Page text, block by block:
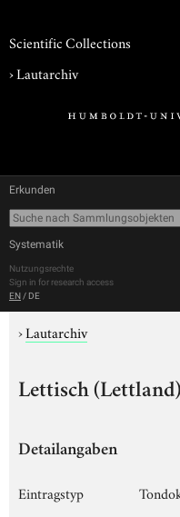
Scientific Collections
›Lautarchiv
Erkunden
Systematik
Nutzungsrechte
Sign in for research access
EN / DE
›Lautarchiv
Lettisch
Detailangaben
Eintragstyp